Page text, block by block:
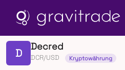
D
Decred
DCR/USD Kryptowährung